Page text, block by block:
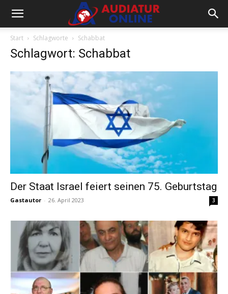
Start Schlagworte Schabbat
Schlagwort: Schabbat
Der Staat Israel feiert seinen 75. Geburtstag
Gastautor - 26. April 2023 3